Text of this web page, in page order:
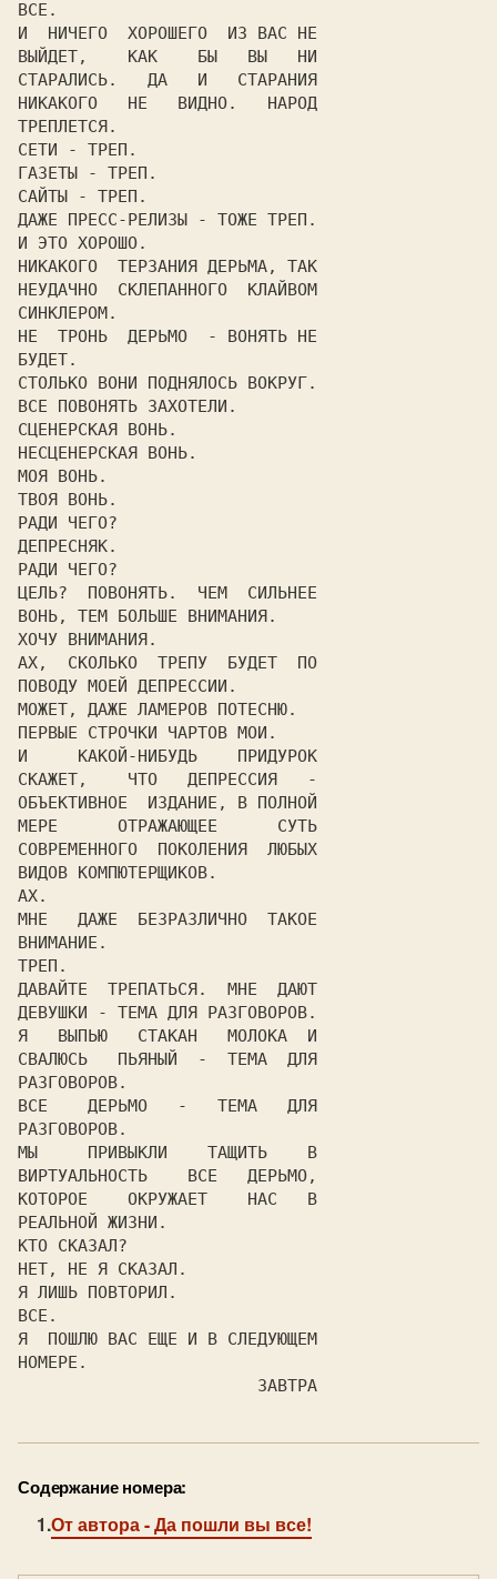
ВСЕ.
И  НИЧЕГО  ХОРОШЕГО  ИЗ ВАС НЕ
ВЫЙДЕТ,    КАК    БЫ   ВЫ   НИ
СТАРАЛИСЬ.   ДА   И   СТАРАНИЯ
НИКАКОГО   НЕ   ВИДНО.   НАРОД
ТРЕПЛЕТСЯ.
СЕТИ - ТРЕП.
ГАЗЕТЫ - ТРЕП.
САЙТЫ - ТРЕП.
ДАЖЕ ПРЕСС-РЕЛИЗЫ - ТОЖЕ ТРЕП.
И ЭТО ХОРОШО.
НИКАКОГО  ТЕРЗАНИЯ ДЕРЬМА, ТАК
НЕУДАЧНО  СКЛЕПАННОГО  КЛАЙВОМ
СИНКЛЕРОМ.
НЕ  ТРОНЬ  ДЕРЬМО  - ВОНЯТЬ НЕ
БУДЕТ.
СТОЛЬКО ВОНИ ПОДНЯЛОСЬ ВОКРУГ.
ВСЕ ПОВОНЯТЬ ЗАХОТЕЛИ.
СЦЕНЕРСКАЯ ВОНЬ.
НЕСЦЕНЕРСКАЯ ВОНЬ.
МОЯ ВОНЬ.
ТВОЯ ВОНЬ.
РАДИ ЧЕГО?
ДЕПРЕСНЯК.
РАДИ ЧЕГО?
ЦЕЛЬ?  ПОВОНЯТЬ.  ЧЕМ  СИЛЬНЕЕ
ВОНЬ, ТЕМ БОЛЬШЕ ВНИМАНИЯ.
ХОЧУ ВНИМАНИЯ.
АХ,  СКОЛЬКО  ТРЕПУ  БУДЕТ  ПО
ПОВОДУ МОЕЙ ДЕПРЕССИИ.
МОЖЕТ, ДАЖЕ ЛАМЕРОВ ПОТЕСНЮ.
ПЕРВЫЕ СТРОЧКИ ЧАРТОВ МОИ.
И     КАКОЙ-НИБУДЬ    ПРИДУРОК
СКАЖЕТ,    ЧТО   ДЕПРЕССИЯ   -
ОБЪЕКТИВНОЕ  ИЗДАНИЕ, В ПОЛНОЙ
МЕРЕ      ОТРАЖАЮЩЕЕ      СУТЬ
СОВРЕМЕННОГО  ПОКОЛЕНИЯ  ЛЮБЫХ
ВИДОВ КОМПЮТЕРЩИКОВ.
АХ.
МНЕ   ДАЖЕ  БЕЗРАЗЛИЧНО  ТАКОЕ
ВНИМАНИЕ.
ТРЕП.
ДАВАЙТЕ  ТРЕПАТЬСЯ.  МНЕ  ДАЮТ
ДЕВУШКИ - ТЕМА ДЛЯ РАЗГОВОРОВ.
Я   ВЫПЬЮ   СТАКАН   МОЛОКА  И
СВАЛЮСЬ   ПЬЯНЫЙ  -  ТЕМА  ДЛЯ
РАЗГОВОРОВ.
ВСЕ    ДЕРЬМО   -   ТЕМА   ДЛЯ
РАЗГОВОРОВ.
МЫ     ПРИВЫКЛИ    ТАЩИТЬ    В
ВИРТУАЛЬНОСТЬ    ВСЕ   ДЕРЬМО,
КОТОРОЕ    ОКРУЖАЕТ    НАС   В
РЕАЛЬНОЙ ЖИЗНИ.
КТО СКАЗАЛ?
НЕТ, НЕ Я СКАЗАЛ.
Я ЛИШЬ ПОВТОРИЛ.
ВСЕ.
Я  ПОШЛЮ ВАС ЕЩЕ И В СЛЕДУЮЩЕМ
НОМЕРЕ.
Содержание номера:
От автора- Да пошли вы все!